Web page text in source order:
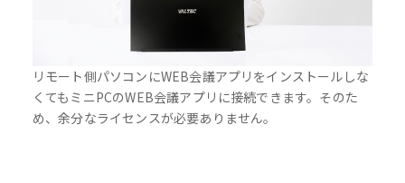
リモート側パソコンにWEB会議アプリをインストールしな
くてもミニPCのWEB会議アプリに接続できます。そのた
め、余分なライセンスが必要ありません。